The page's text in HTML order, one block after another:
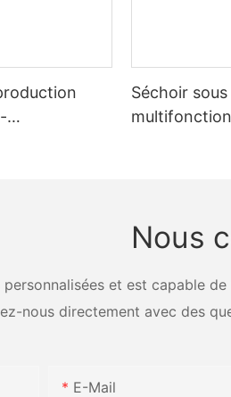
Séchoir
Nous
et est capable
nous directement avec des
E-Mail